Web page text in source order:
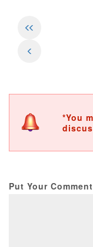
*You
Put Your